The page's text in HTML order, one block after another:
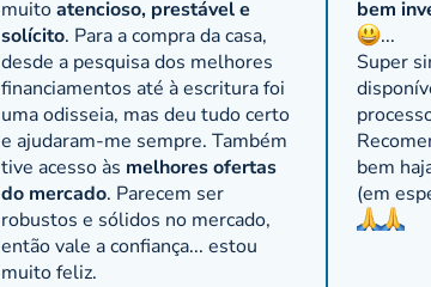
muitoatencioso, prestável e
solícito. Para a compra da casa,
desde a pesquisa dos melhores
financiamentos até à escritura foi
uma odisseia, mas deu tudo certo
e ajudaram-me sempre. Também
tive acesso às melhores ofertas
do mercado. Parecem ser
robustos e sólidos no mercado,
então vale a confiança... estou
muito feliz.
bem
...
Super
bem
(em